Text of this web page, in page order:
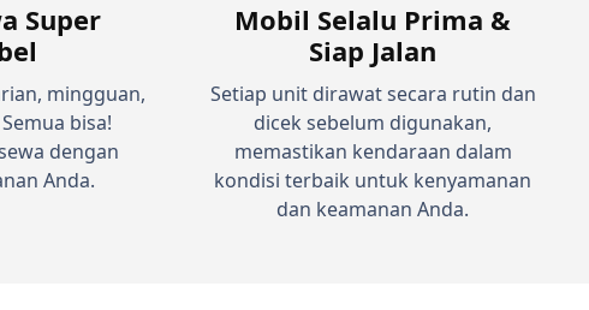
Super
mingguan,
bisa!
dengan
Anda.
Mobil Selalu Prima &
Siap Jalan
Setiap unit dirawat secara rutin dan
dicek sebelum digunakan,
memastikan kendaraan dalam
kondisi terbaik untuk kenyamanan
dan keamanan Anda.